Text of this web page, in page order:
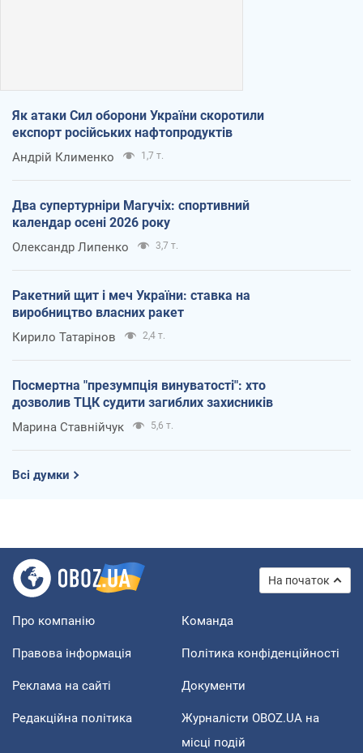
Як атаки Сил оборони України скоротили
експорт російських нафтопродуктів
Андрій Клименко 1,7 т.
Два супертурніри Магучіх: спортивний
календар осені 2026 року
Олександр Липенко 3,7 т.
Ракетний щит і меч України: ставка на
виробництво власних ракет
Кирило Татарінов 2,4 т.
Посмертна "презумпція винуватості": хто
дозволив ТЦК судити загиблих захисників
Марина Ставнійчук 5,6 т.
Всі думки
На початок
Про компанію Команда
Правова інформація Політика конфіденційності
Реклама на сайті Документи
Редакційна політика
Журналісти OBOZ.UA на
місці подій